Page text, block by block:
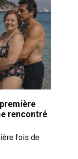
rencontré
fois de